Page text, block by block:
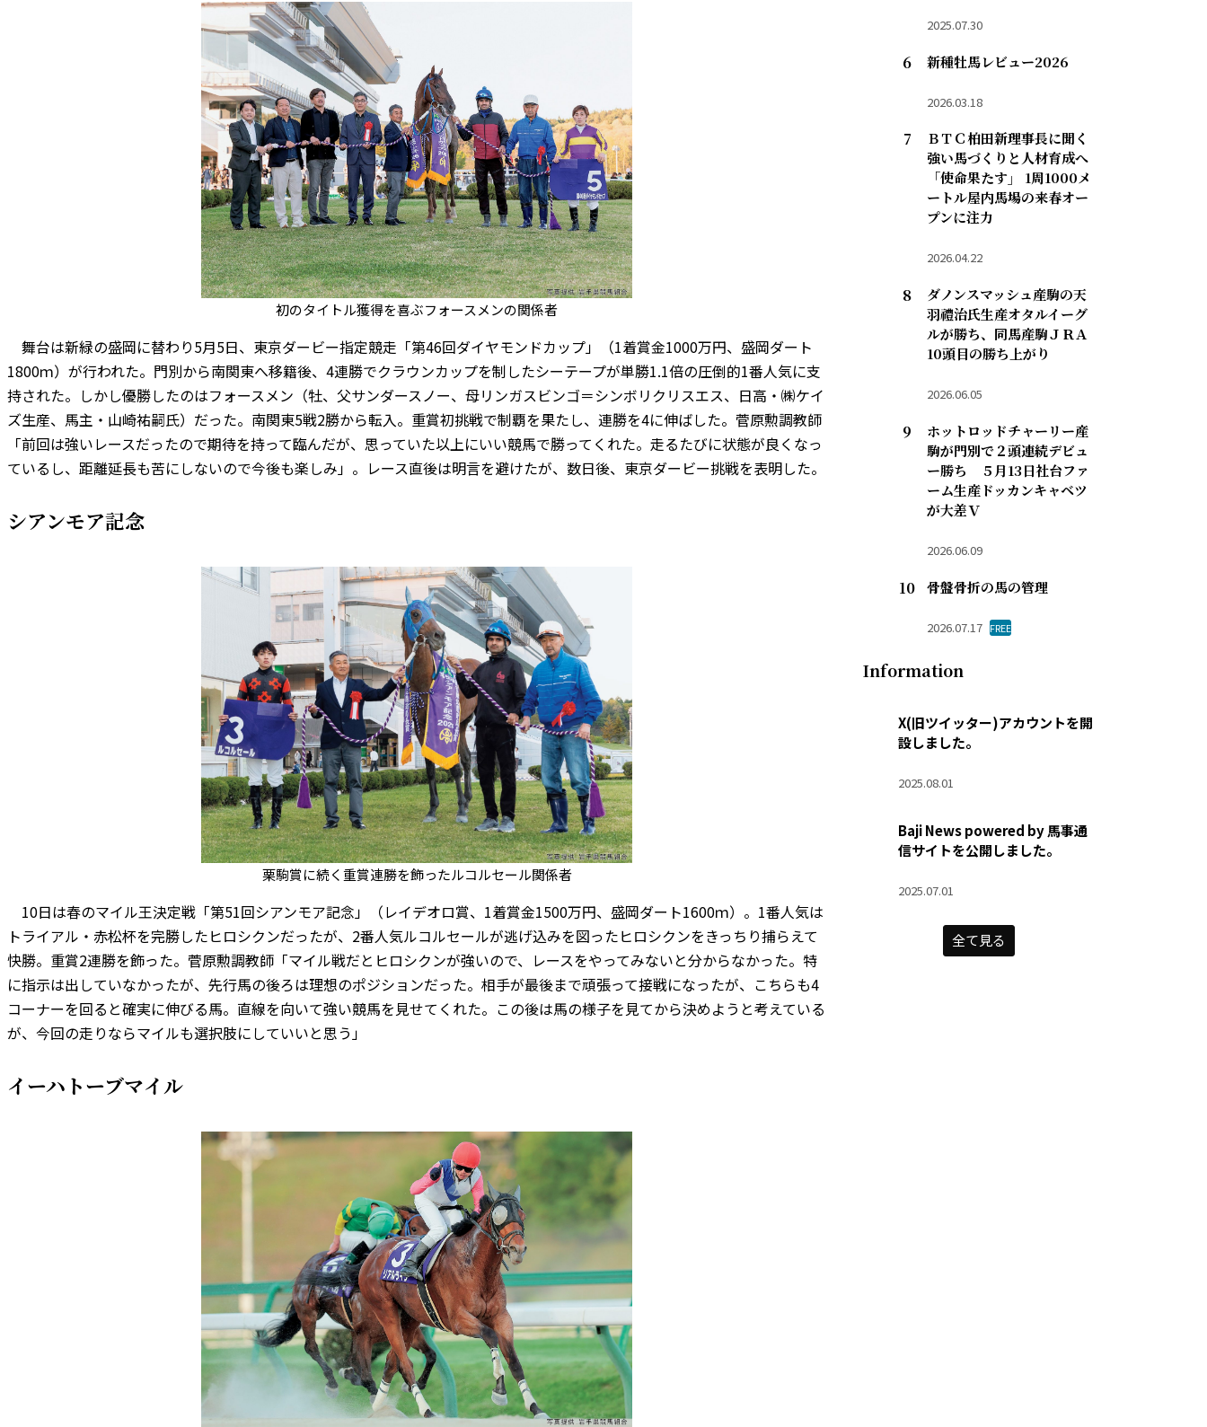
初のタイトル獲得を喜ぶフォースメンの関係者
舞台は新緑の盛岡に替わり5月5日、東京ダービー指定競走「第46回ダイヤモンドカップ」（1着賞金1000万円、盛岡ダート
1800ｍ）が行われた。門別から南関東へ移籍後、4連勝でクラウンカップを制したシーテープが単勝1.1倍の圧倒的1番人気に支
持された。しかし優勝したのはフォースメン（牡、父サンダースノー、母リンガスビンゴ＝シンボリクリスエス、日高・㈱ケイ
ズ生産、馬主・山崎祐嗣氏）だった。南関東5戦2勝から転入。重賞初挑戦で制覇を果たし、連勝を4に伸ばした。菅原勲調教師
「前回は強いレースだったので期待を持って臨んだが、思っていた以上にいい競馬で勝ってくれた。走るたびに状態が良くなっ
ているし、距離延長も苦にしないので今後も楽しみ」。レース直後は明言を避けたが、数日後、東京ダービー挑戦を表明した。
シアンモア記念
栗駒賞に続く重賞連勝を飾ったルコルセール関係者
10日は春のマイル王決定戦「第51回シアンモア記念」（レイデオロ賞、1着賞金1500万円、盛岡ダート1600ｍ）。1番人気は
トライアル・赤松杯を完勝したヒロシクンだったが、2番人気ルコルセールが逃げ込みを図ったヒロシクンをきっちり捕らえて
快勝。重賞2連勝を飾った。菅原勲調教師「マイル戦だとヒロシクンが強いので、レースをやってみないと分からなかった。特
に指示は出していなかったが、先行馬の後ろは理想のポジションだった。相手が最後まで頑張って接戦になったが、こちらも4
コーナーを回ると確実に伸びる馬。直線を向いて強い競馬を見せてくれた。この後は馬の様子を見てから決めようと考えている
が、今回の走りならマイルも選択肢にしていいと思う」
イーハトーブマイル
2025.07.30
新種牡馬レビュー2026
2026.03.18
ＢＴＣ柏田新理事長に聞く
強い馬づくりと人材育成へ
「使命果たす」 1周1000メ
ートル屋内馬場の来春オー
プンに注力
2026.04.22
ダノンスマッシュ産駒の天
羽禮治氏生産オタルイーグ
ルが勝ち、同馬産駒ＪＲＡ
10頭目の勝ち上がり
2026.06.05
ホットロッドチャーリー産
駒が門別で２頭連続デビュ
ー勝ち ５月13日社台ファ
ーム生産ドッカンキャベツ
が大差Ｖ
2026.06.09
骨盤骨折の馬の管理
2026.07.17 FREE
Information
X(旧ツイッター)アカウントを開
設しました。
2025.08.01
Baji News powered by 馬事通
信サイトを公開しました。
2025.07.01
全て見る